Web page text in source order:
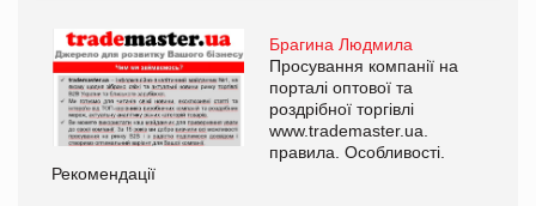
Брагина Людмила
Просування компанії на
порталі оптової та
роздрібної торгівлі
www.trademaster.ua.
правила. Особливості.
Рекомендації